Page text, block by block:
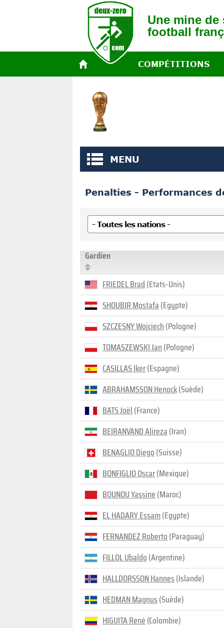
Une mine
football
COMPÉTITIONS
MENU
Penalties - Performances
Gardien
FRIEDEL Brad(Etats-Unis)
SHOUBIR Mostafa(Egypte)
SZCZESNY Wojciech(Pologne)
TOMASZEWSKI Jan(Pologne)
CASILLAS Iker(Espagne)
ABRAHAMSSON Henock(Suède)
BATS Joël(France)
BEIRANVAND Alireza(Iran)
BENAGLIO Diego(Suisse)
BONFIGLIO Oscar(Mexique)
BOUNOU Yassine(Maroc)
EL HADARY Essam(Egypte)
FERNANDEZ Roberto(Paraguay)
FILLOL Ubaldo(Argentine)
HALLDORSSON Hannes(Islande)
HEDMAN Magnus(Suède)
HIGUITA René(Colombie)